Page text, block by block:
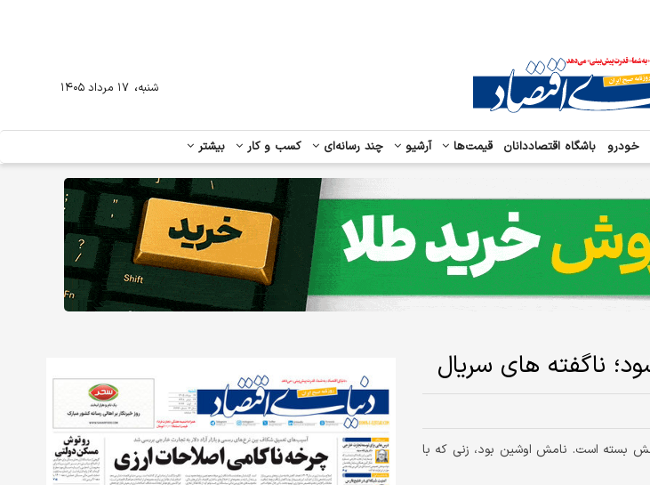
خودرو باشگاه اقتصاددانان قیمت‌ها آرشیو چند رسانه‌ای کسب و کار بیشتر
شنبه، ۱۷ مرداد ۱۴۰۵
ناگفته های سریال
بسته است. نامش اوشین بود، زنی که با